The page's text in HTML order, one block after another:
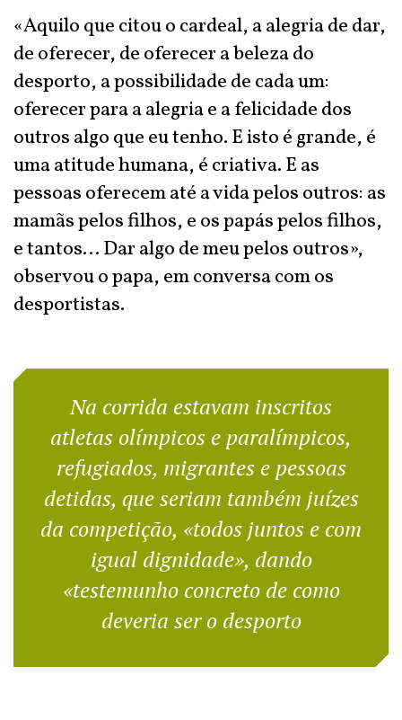
«Aquilo que citou o cardeal, a alegria de dar,
de oferecer, de oferecer a beleza do
desporto, a possibilidade de cada um:
oferecer para a alegria e a felicidade dos
outros algo que eu tenho. E isto é grande, é
uma atitude humana, é criativa. E as
pessoas oferecem até a vida pelos outros: as
mamãs pelos filhos, e os papás pelos filhos,
e tantos… Dar algo de meu pelos outros»,
observou o papa, em conversa com os
desportistas.
Na corrida estavam inscritos
atletas olímpicos e paralímpicos,
refugiados, migrantes e pessoas
detidas, que seriam também juízes
da competição, «todos juntos e com
igual dignidade», dando
«testemunho concreto de como
deveria ser o desporto